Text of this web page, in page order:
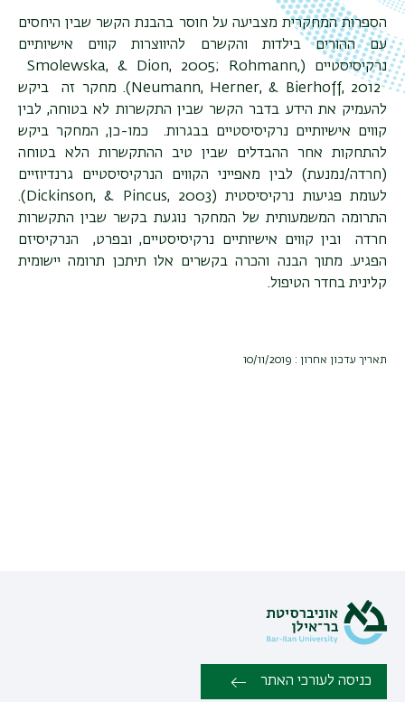
הספרות המחקרית מצביעה על חוסר בהבנת הקשר שבין היחסים
עם ההורים בילדות והקשרם להיווצרות קווים אישיותיים
נרקיסיסטיים (Smolewska, & Dion, 2005; Rohmann,
Neumann, Herner, & Bierhoff, 2012 ). מחקר זה ביקש
להעמיק את הידע בדבר הקשר שבין התקשרות לא בטוחה, לבין
קווים אישיותיים נרקיסיסטיים בבגרות. כמו-כן, המחקר ביקש
להתחקות אחר ההבדלים שבין טיב ההתקשרות הלא בטוחה
(חרדה/נמנעת) לבין מאפייני הקווים הנרקיסיסטיים גרנדיוזיים
לעומת פגיעות נרקיסיסטית (Dickinson, & Pincus, 2003
).
התרומה המשמעותית של המחקר נוגעת בקשר שבין התקשרות
חרדה ובין קווים אישיותיים נרקיסיסטיים, ובפרט, הנרקיסיזם
הפגיע. מתוך הבנה והכרה בקשרים אלו תיתכן תרומה יישומית
קלינית בחדר הטיפול.
תאריך עדכון אחרון : 10/11/2019
כניסה לעורכי האתר